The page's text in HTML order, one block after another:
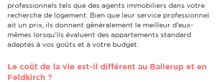
professionnels tels que des agents immobiliers dans votre
recherche de logement. Bien que leur service professionnel
ait un prix, ils donnent généralement le meilleur d'eux-
mêmes lorsqu'ils évaluent des appartements standard
adaptés à vos goûts et à votre budget.
Le coût de la vie est-il différent au Ballerup et en
Feldkirch ?